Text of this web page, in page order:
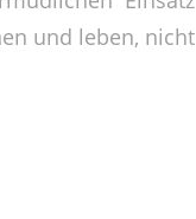
und leben, nicht